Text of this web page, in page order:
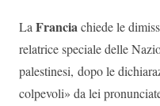
LaFranciachiede le
relatrice speciale delle
palestinesi, dopo le
colpevoli» da lei